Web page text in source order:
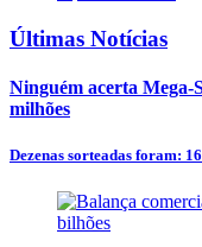
Últimas Notícias
Ninguém acerta Mega-
milhões
Dezenas sorteadas foram: